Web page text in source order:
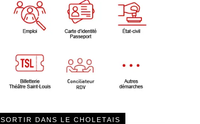
SORTIR DANS LE CHOLETAIS